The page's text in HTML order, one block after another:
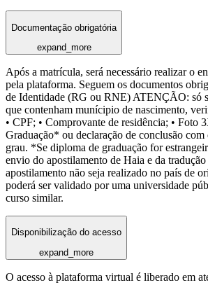
Documentação obrigatória
expand_more
Após a matrícula, será necessário realizar o
pela plataforma. Seguem os documentos
de Identidade (RG ou RNE) ATENÇÃO: só
que contenham munícipio de nascimento,
• CPF; • Comprovante de residência; • Foto
Graduação* ou declaração de conclusão com
grau. *Se diploma de graduação for
envio do apostilamento de Haia e da
apostilamento não seja realizado no país de
poderá ser validado por uma universidade
curso similar.
Disponibilização do acesso
expand_more
O acesso à plataforma virtual é liberado em